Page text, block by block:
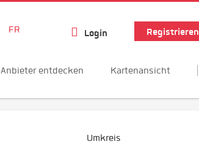
FR Login Registrieren
Anbieter entdecken Kartenansicht
Umkreis